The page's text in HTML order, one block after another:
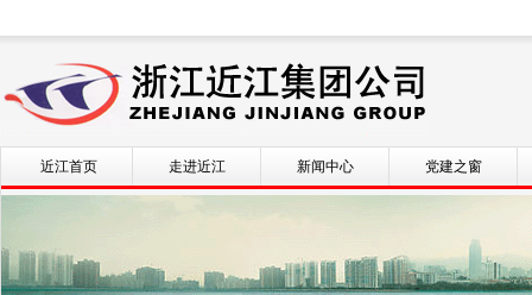
近江首页 走进近江 新闻中心 党建之窗